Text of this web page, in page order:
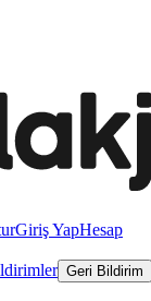
Giriş YapHesap
Geri Bildirim